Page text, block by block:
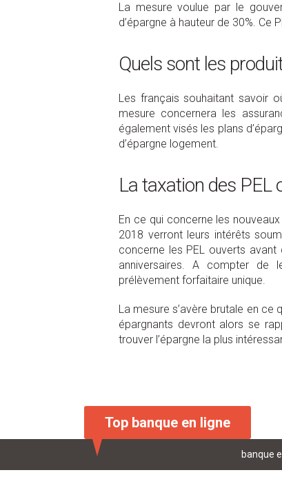
La mesure voulue par le
d’épargne à hauteur de 30%. Ce
Quels sont les
Les français souhaitant savoir
mesure concernera les
également visés les plans
d’épargne logement.
La taxation des
En ce qui concerne les
2018 verront leurs intérêts
concerne les PEL ouverts
anniversaires. A compter de
prélèvement forfaitaire unique.
La mesure s’avère brutale en ce
épargnants devront alors se
trouver l’épargne la plus
Top banque en ligne
banque